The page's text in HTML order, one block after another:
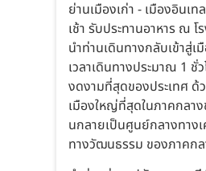
ย่านเมืองเก่า - เมืองอินเท
เช้า รับประทานอาหาร ณ โ
นำท่านเดินทางกลับเข้าสู่เ
เวลาเดินทางประมาณ 1 ชั่
งดงามที่สุดของประเทศ ด้
เมืองใหญ่ที่สุดในภาคกลาง
นกลายเป็นศูนย์กลางทาง
ทางวัฒนธรรม ของภาคก